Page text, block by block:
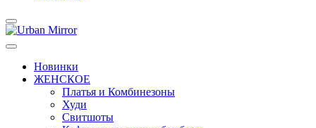
Новинки
ЖЕНСКОЕ
Платья и Комбинезоны
Худи
Свитшоты